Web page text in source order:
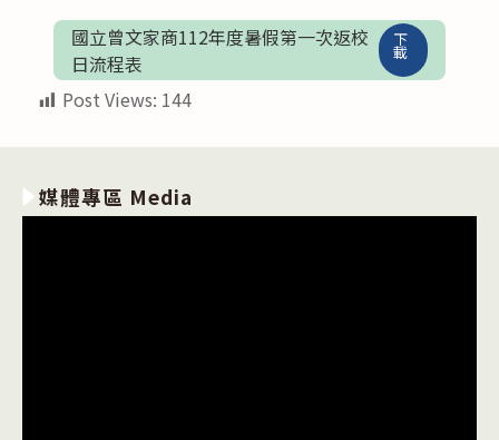
國立曾文家商112年度暑假第一次返校
日流程表
下
載
Post Views: 144
媒體專區 Media